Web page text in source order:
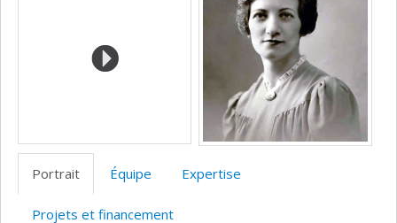
Portrait Équipe Expertise
Projets et financement